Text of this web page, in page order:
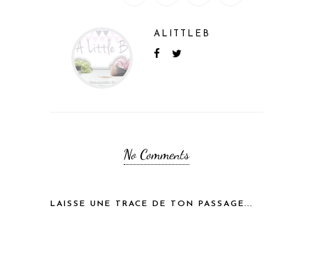
ALITTLEB
No Comments
LAISSE UNE TRACE DE TON PASSAGE...